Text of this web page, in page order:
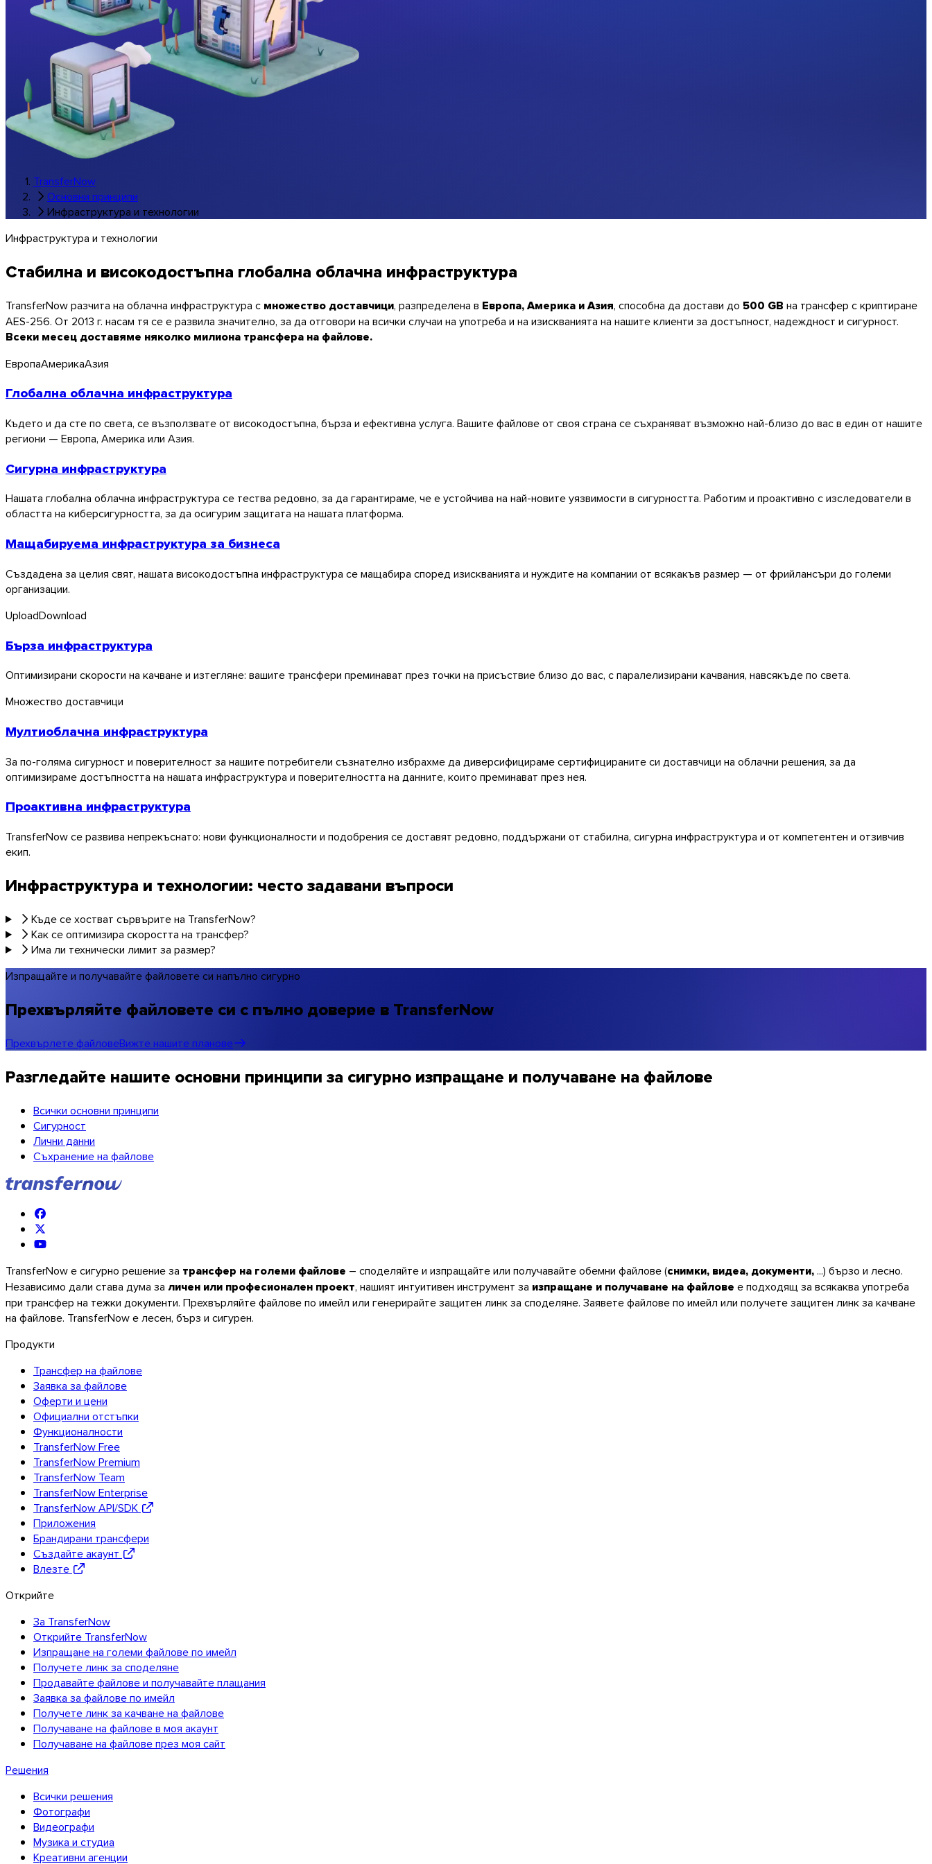
Музика и студиа
Всички браншови решения
Брандирани трансфери
Софтуер
macOS
Linux
iOS
TransferNow
Основни принципи
Инфраструктура и технологии
Инфраструктура и технологии
Стабилна и високодостъпна глобална облачна инфраструктура
TransferNow разчита на облачна инфраструктура с множество доставчици, разпределена в Европа, Америка и Азия, способна да достави до 500 GB на трансфер с криптиране
AES-256. От 2013 г. насам тя се е развила значително, за да отговори на всички случаи на употреба и на изискванията на нашите клиенти за достъпност, надеждност и сигурност.
Всеки месец доставяме няколко милиона трансфера на файлове.
ЕвропаАмерикаАзия
Глобална облачна инфраструктура
Където и да сте по света, се възползвате от високодостъпна, бърза и ефективна услуга. Вашите файлове от своя страна се съхраняват възможно най-близо до вас в един от нашите
региони — Европа, Америка или Азия.
Сигурна инфраструктура
Нашата глобална облачна инфраструктура се тества редовно, за да гарантираме, че е устойчива на най-новите уязвимости в сигурността. Работим и проактивно с изследователи в
областта на киберсигурността, за да осигурим защитата на нашата платформа.
Мащабируема инфраструктура за бизнеса
Създадена за целия свят, нашата високодостъпна инфраструктура се мащабира според изискванията и нуждите на компании от всякакъв размер — от фрийлансъри до големи
организации.
UploadDownload
Бърза инфраструктура
Оптимизирани скорости на качване и изтегляне: вашите трансфери преминават през точки на присъствие близо до вас, с паралелизирани качвания, навсякъде по света.
Множество доставчици
Мултиоблачна инфраструктура
За по-голяма сигурност и поверителност за нашите потребители съзнателно избрахме да диверсифицираме сертифицираните си доставчици на облачни решения, за да
оптимизираме достъпността на нашата инфраструктура и поверителността на данните, които преминават през нея.
Проактивна инфраструктура
TransferNow се развива непрекъснато: нови функционалности и подобрения се доставят редовно, поддържани от стабилна, сигурна инфраструктура и от компетентен и отзивчив
екип.
Инфраструктура и технологии: често задавани въпроси
Къде се хостват сървърите на TransferNow?
Как се оптимизира скоростта на трансфер?
Има ли технически лимит за размер?
Изпращайте и получавайте файловете си напълно сигурно
Прехвърляйте файловете си с пълно доверие в TransferNow
Прехвърлете файловеВижте нашите планове
Разгледайте нашите основни принципи за сигурно изпращане и получаване на файлове
Всички основни принципи
Сигурност
Лични данни
Съхранение на файлове
TransferNow е сигурно решение за трансфер на големи файлове – споделяйте и изпращайте или получавайте обемни файлове (снимки, видеа, документи,...) бързо и лесно.
Независимо дали става дума за личен или професионален проект, нашият интуитивен инструмент за изпращане и получаване на файлове е подходящ за всякаква употреба
при трансфер на тежки документи. Прехвърляйте файлове по имейл или генерирайте защитен линк за споделяне. Заявете файлове по имейл или получете защитен линк за качване
на файлове. TransferNow е лесен, бърз и сигурен.
Продукти
Трансфер на файлове
Заявка за файлове
Оферти и цени
Официални отстъпки
Функционалности
TransferNow Free
TransferNow Premium
TransferNow Team
TransferNow Enterprise
TransferNow API/SDK
Приложения
Брандирани трансфери
Създайте акаунт
Влезте
Открийте
За TransferNow
Открийте TransferNow
Изпращане на големи файлове по имейл
Получете линк за споделяне
Продавайте файлове и получавайте плащания
Заявка за файлове по имейл
Получете линк за качване на файлове
Получаване на файлове в моя акаунт
Получаване на файлове през моя сайт
Решения
Всички решения
Фотографи
Видеографи
Музика и студиа
Креативни агенции